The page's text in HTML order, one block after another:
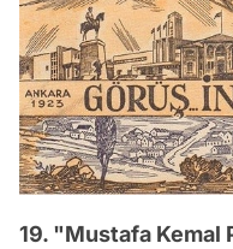
19. "Mustafa Kemal